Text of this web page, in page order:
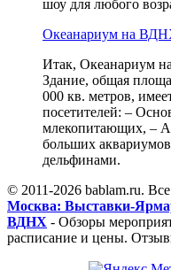
шоу для любого
Океанариум на
Итак, Океанариум
Здание, общая
000 кв. метров,
посетителей: –
млекопитающих, –
больших
дельфинами.
© 2011-2026 bablam.ru.
Москва: Выставки-
ВДНХ - Обзоры
расписание и цены.